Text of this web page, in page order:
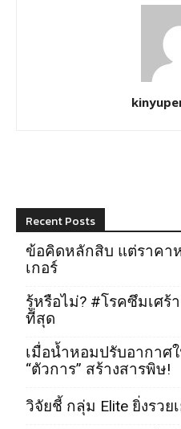
Recent Posts
ข้อคิดหลักสิบ แต่ราคา
เกอร์
รู้หรือไม่? #โรคซึมเศ
ที่สุด
เมื่อน้ำหอมปรับอากาศ
“ตัวการ” สร้างสารพิษ!
วิจัยชี้ กลุ่ม Elite ยิ่งรวย